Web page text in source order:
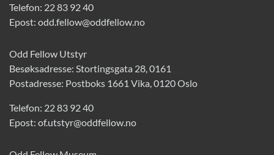
Telefon: 22 83 92 40
Epost: odd.fellow@oddfellow.no
Odd Fellow Utstyr
Besøksadresse: Stortingsgata 28, 0161
Postadresse: Postboks 1661 Vika, 0120 Oslo
Telefon: 22 83 92 40
Epost: of.utstyr@oddfellow.no